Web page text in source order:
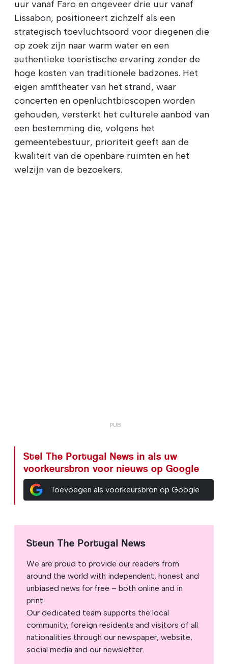
uur vanaf Faro en ongeveer drie uur vanaf
Lissabon, positioneert zichzelf als een
strategisch toevluchtsoord voor diegenen die
op zoek zijn naar warm water en een
authentieke toeristische ervaring zonder de
hoge kosten van traditionele badzones. Het
eigen amfitheater van het strand, waar
concerten en openluchtbioscopen worden
gehouden, versterkt het culturele aanbod van
een bestemming die, volgens het
gemeentebestuur, prioriteit geeft aan de
kwaliteit van de openbare ruimten en het
welzijn van de bezoekers.
Stel The Portugal News in als uw
voorkeursbron voor nieuws op Google
Toevoegen als voorkeursbron op Google
Steun The Portugal News
We are proud to provide our readers from
around the world with independent, honest and
unbiased news for free – both online and in
print.
Our dedicated team supports the local
community, foreign residents and visitors of all
nationalities through our newspaper, website,
social media and our newsletter.